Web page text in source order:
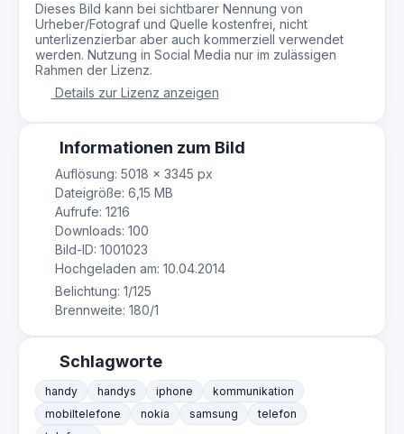
Dieses Bild kann bei sichtbarer Nennung von
Urheber/Fotograf und Quelle kostenfrei, nicht
unterlizenzierbar aber auch kommerziell verwendet
werden. Nutzung in Social Media nur im zulässigen
Rahmen der Lizenz.
Details zur Lizenz anzeigen
Informationen zum Bild
Auflösung: 5018 × 3345 px
Dateigröße: 6,15 MB
Aufrufe: 1216
Downloads: 100
Bild-ID: 1001023
Hochgeladen am: 10.04.2014
Belichtung: 1/125
Brennweite: 180/1
Schlagworte
handy handys iphone
kommunikation
mobiltelefone
nokia samsung
telefon